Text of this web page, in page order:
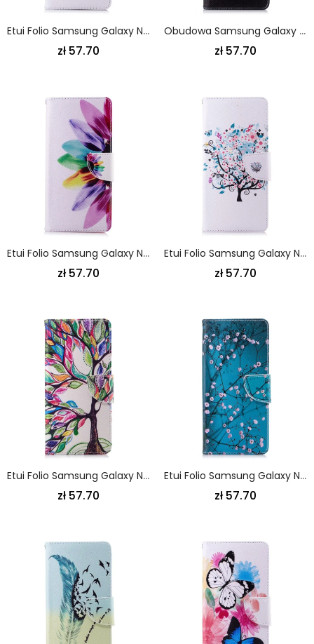
Etui Folio Samsung Galaxy Note 9 Leniwa Panda
zł 57.70
Obudowa Samsung Galaxy Note 9 Etui Na Telefon Niebezpieczny Niedźwiedź
zł 57.70
Etui Folio Samsung Galaxy Note 9 Kwiat Akwareli
zł 57.70
Etui Folio Samsung Galaxy Note 9 Kwitnące Drzewo
zł 57.70
Etui Folio Samsung Galaxy Note 9 Kolorowe Drzewo Etui Ochronne
zł 57.70
Etui Folio Samsung Galaxy Note 9 Kwitnące Drzewo
zł 57.70